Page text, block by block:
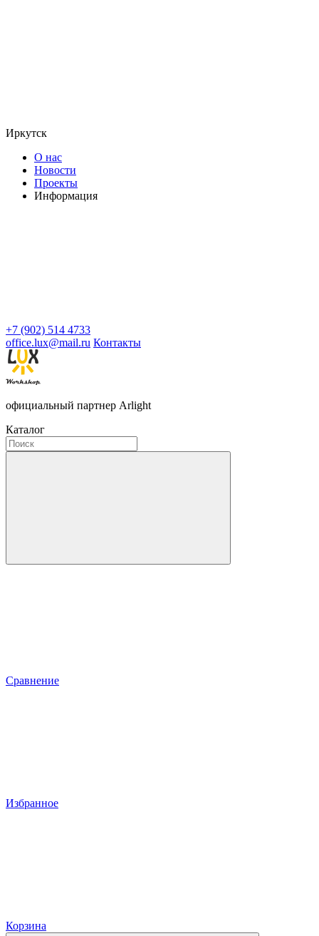
Иркутск
О нас
Новости
Проекты
Информация
+7 (902) 514 4733
office.lux@mail.ru Контакты
официальный партнер Arlight
Каталог
Сравнение
Избранное
Корзина